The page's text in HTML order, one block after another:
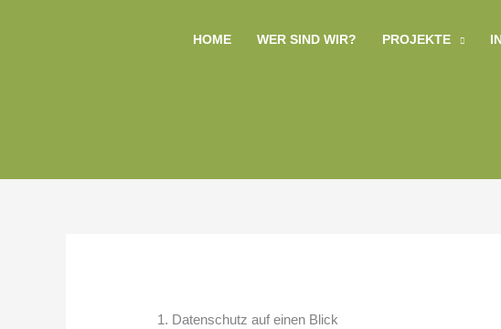
HOME WER SIND WIR? PROJEKTE
1. Datenschutz auf einen Blick